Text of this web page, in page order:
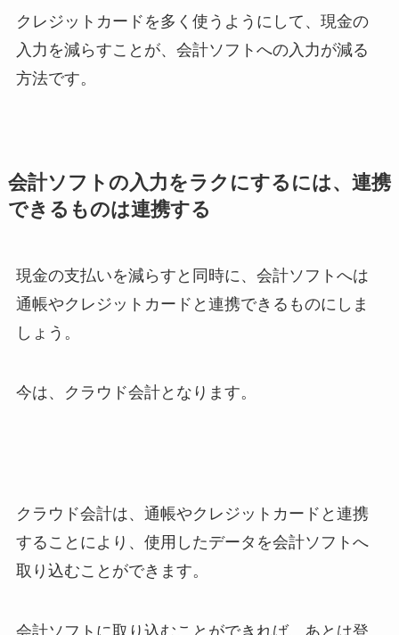
クレジットカードを多く使うようにして、現金の
入力を減らすことが、会計ソフトへの入力が減る
方法です。
会計ソフトの入力をラクにするには、連携
できるものは連携する
現金の支払いを減らすと同時に、会計ソフトへは
通帳やクレジットカードと連携できるものにしま
しょう。
今は、クラウド会計となります。
クラウド会計は、通帳やクレジットカードと連携
することにより、使用したデータを会計ソフトへ
取り込むことができます。
会計ソフトに取り込むことができれば、あとは登